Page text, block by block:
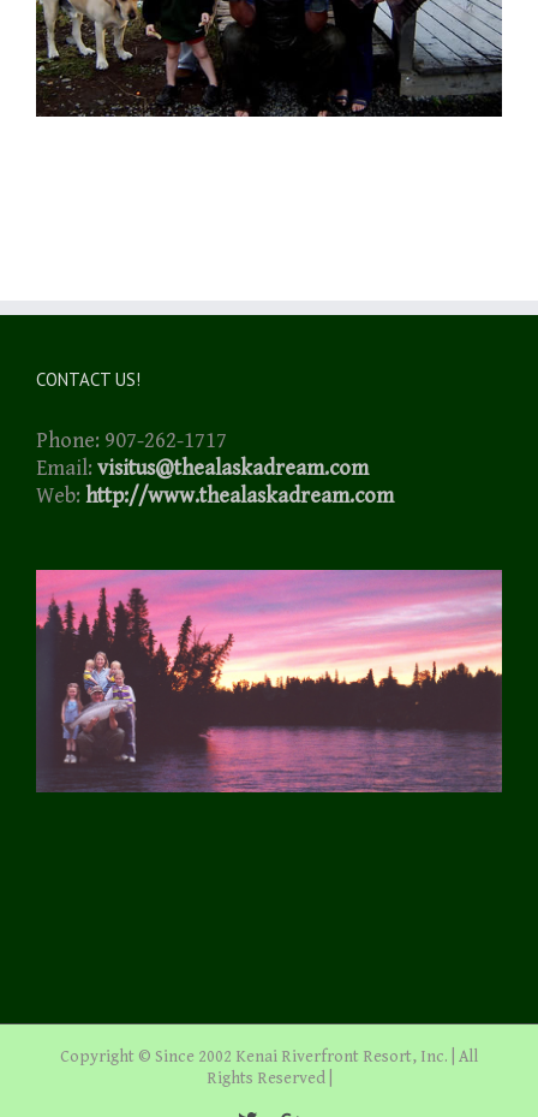
CONTACT US!
Phone: 907-262-1717
Email: visitus@thealaskadream.com
Web: http://www.thealaskadream.com
Copyright © Since 2002 Kenai Riverfront Resort, Inc. | All
Rights Reserved |